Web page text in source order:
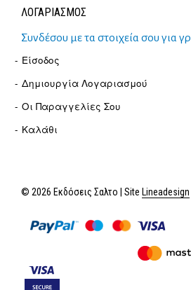
ΛΟΓΑΡΙΑΣΜΟΣ
Συνδέσου με τα στοιχεία σου για
Είσοδος
Δημιουργία Λογαριασμού
Οι Παραγγελίες Σου
Καλάθι
© 2026 Εκδόσεις Σαλτο | Site Lineadesign